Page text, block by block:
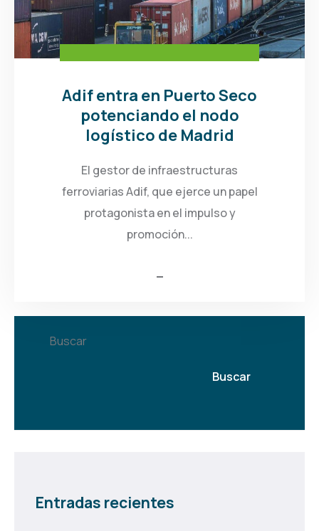
Adif entra en Puerto Seco
potenciando el nodo
logístico de Madrid
El gestor de infraestructuras
ferroviarias Adif, que ejerce un papel
protagonista en el impulso y
promoción...
Buscar
Buscar
Entradas recientes